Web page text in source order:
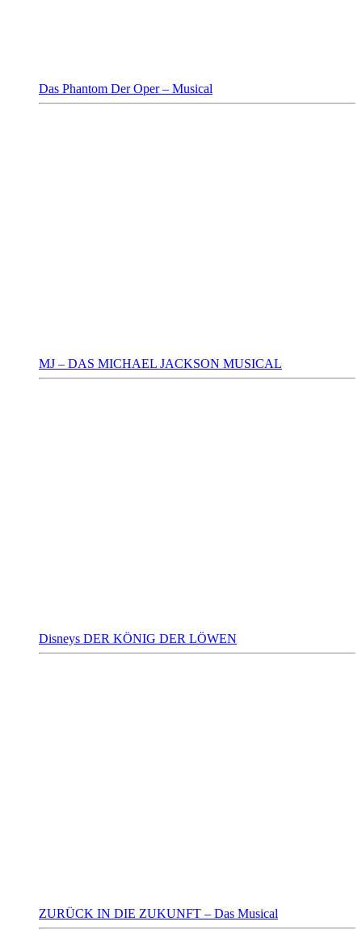
Das Phantom Der Oper – Musical
MJ – DAS MICHAEL JACKSON MUSICAL
Disneys DER KÖNIG DER LÖWEN
ZURÜCK IN DIE ZUKUNFT – Das Musical